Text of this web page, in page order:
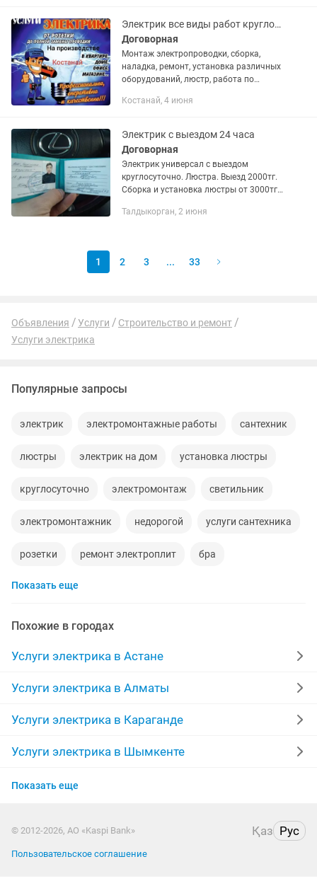
Электрик все виды работ круглосуточно выезд
Договорная
Монтаж электропроводки, сборка,
наладка, ремонт, установка различных
оборудований, люстр, работа по
различных электрических изменений.
Костанай, 4 июня
Электрик с выездом 24 часа
Договорная
Электрик универсал с выездом
круглосуточно. Люстра. Выезд 2000тг.
Сборка и установка люстры от 3000тг.
электричество звоните в любое время
Талдыкорган, 2 июня
1 2 3 ... 33
Объявления Услуги
Строительство и ремонт
Услуги электрика
Популярные запросы
электрик электромонтажные работы сантехник
люстры электрик на дом установка люстры
круглосуточно электромонтаж светильник
электромонтажник недорогой услуги сантехника
розетки ремонт электроплит бра
установка счетчиков
освещение договорная
гарантия качества замена розеток
работа договорная ктп проводка
электроплита электро монтажные работы
электросчетчик
Показать еще
Похожие в городах
Услуги электрика в Астане
Услуги электрика в Алматы
Услуги электрика в Караганде
Услуги электрика в Шымкенте
Услуги электрика в Усть-Каменогорске
Услуги электрика в Актау
Показать еще
© 2012-2026, АО «Kaspi Bank» Қаз Рус
Пользовательское соглашение